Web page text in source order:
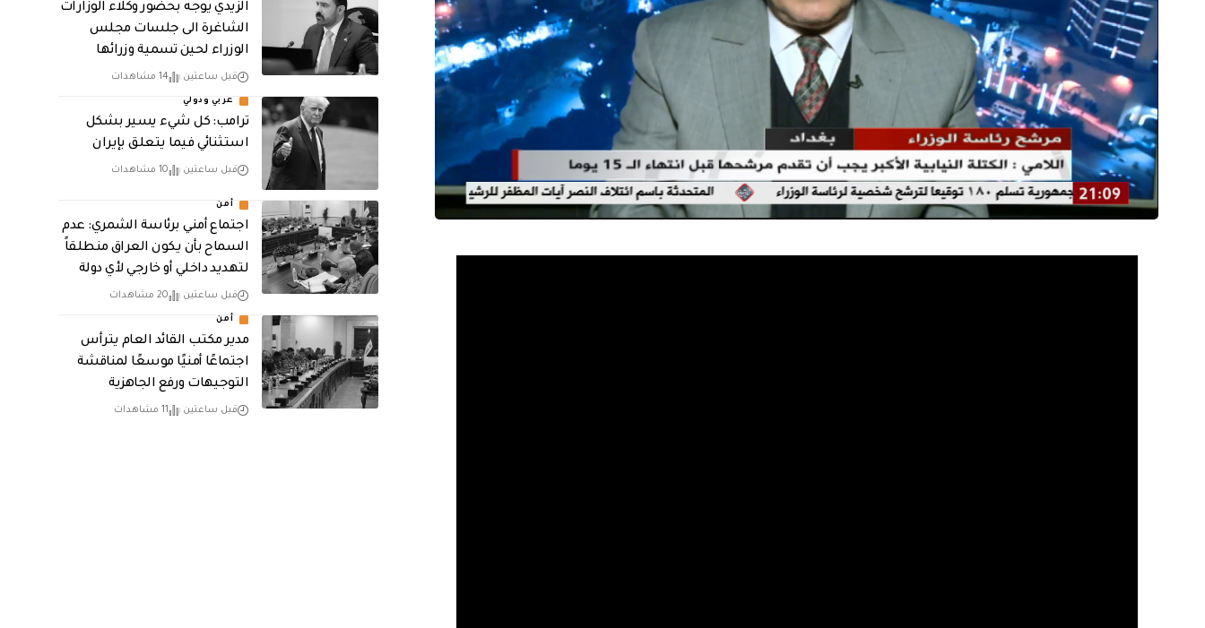
الزيدي يوجه بحضور وكلاء الوزارات
الشاغرة الى جلسات مجلس
الوزراء لحين تسمية وزرائها
قبل ساعتين 14 مشاهدات
عربي ودولي
ترامب: كل شيء يسير بشكل
استثنائي فيما يتعلق بإيران
قبل ساعتين 10 مشاهدات
أمن
اجتماع أمني برئاسة الشمري: عدم
السماح بأن يكون العراق منطلقاً
لتهديد داخلي أو خارجي لأي دولة
قبل ساعتين 20 مشاهدات
أمن
مدير مكتب القائد العام يترأس
اجتماعًا أمنيًا موسعًا لمناقشة
التوجيهات ورفع الجاهزية
قبل ساعتين 11 مشاهدات